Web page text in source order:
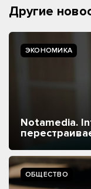
Другие
ЭКОНОМИКА
Notamedia.
ОБЩЕСТВО